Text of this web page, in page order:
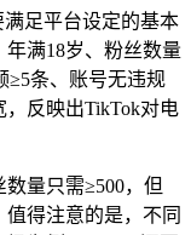
足平台设定的基本
满18岁、粉丝数量
≥5条、账号无违规
反映出TikTok对电
量只需≥500，但
得注意的是，不同